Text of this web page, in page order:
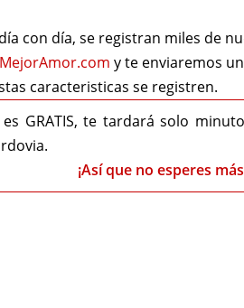
con día, se registran miles de
y te enviaremos
caracteristicas se registren.
es GRATIS, te tardará solo
¡Así que no esperes